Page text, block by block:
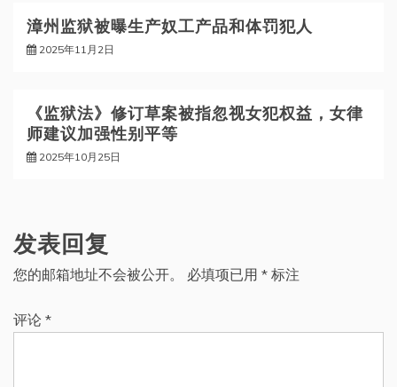
漳州监狱被曝生产奴工产品和体罚犯人
2025年11月2日
《监狱法》修订草案被指忽视女犯权益，女律
师建议加强性别平等
2025年10月25日
发表回复
您的邮箱地址不会被公开。 必填项已用 * 标注
评论 *